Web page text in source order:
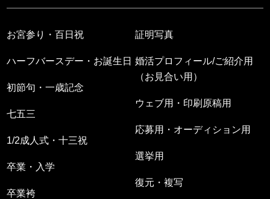
お宮参り・百日祝
ハーフバースデー・お誕生日
初節句・一歳記念
七五三
1/2成人式・十三祝
卒業・入学
卒業袴
証明写真
婚活プロフィール/ご紹介用
（お見合い用）
ウェブ用・印刷原稿用
応募用・オーディション用
選挙用
復元・複写